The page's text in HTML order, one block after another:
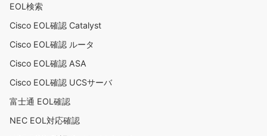
EOL検索
Cisco EOL確認 Catalyst
Cisco EOL確認 ルータ
Cisco EOL確認 ASA
Cisco EOL確認 UCSサーバ
富士通 EOL確認
NEC EOL対応確認